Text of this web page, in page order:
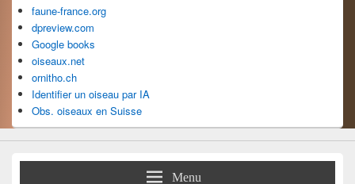
faune-france.org
dpreview.com
Google books
oiseaux.net
ornitho.ch
Identifier un oiseau par IA
Obs. oiseaux en Suisse
Menu